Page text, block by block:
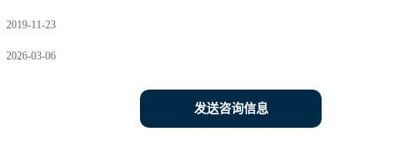
2019-11-23
2026-03-06
发送咨询信息